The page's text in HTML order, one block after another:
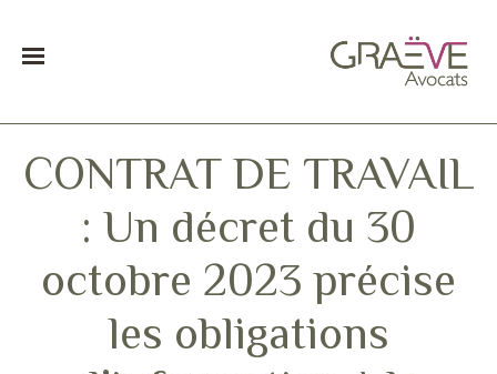
CONTRAT DE TRAVAIL
: Un décret du 30
octobre 2023 précise
les obligations